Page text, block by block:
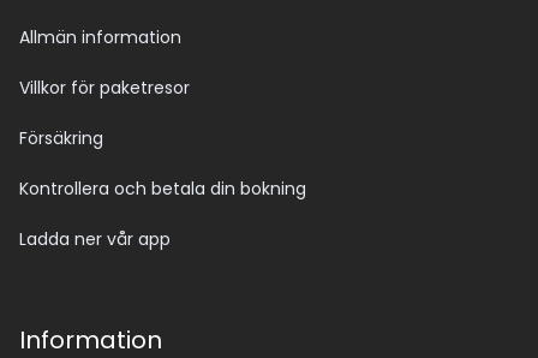
Allmän information
Villkor för paketresor
Försäkring
Kontrollera och betala din bokning
Ladda ner vår app
Information